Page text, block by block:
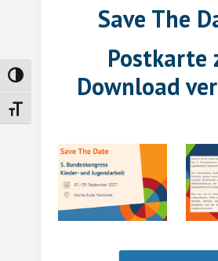
Umschalten auf hohe Kontraste
Schrift vergrößern
Save The
Postkarte
Download